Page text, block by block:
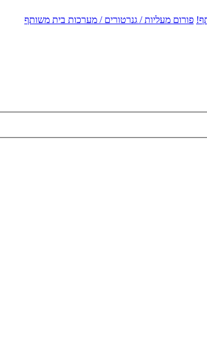
פורום מעליות / גנרטורים / מערכות בית משותף